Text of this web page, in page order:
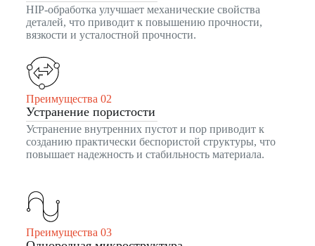
HIP-обработка улучшает механические свойства
деталей, что приводит к повышению прочности,
вязкости и усталостной прочности.
Преимущества 02
Устранение пористости
Устранение внутренних пустот и пор приводит к
созданию практически беспористой структуры, что
повышает надежность и стабильность материала.
Преимущества 03